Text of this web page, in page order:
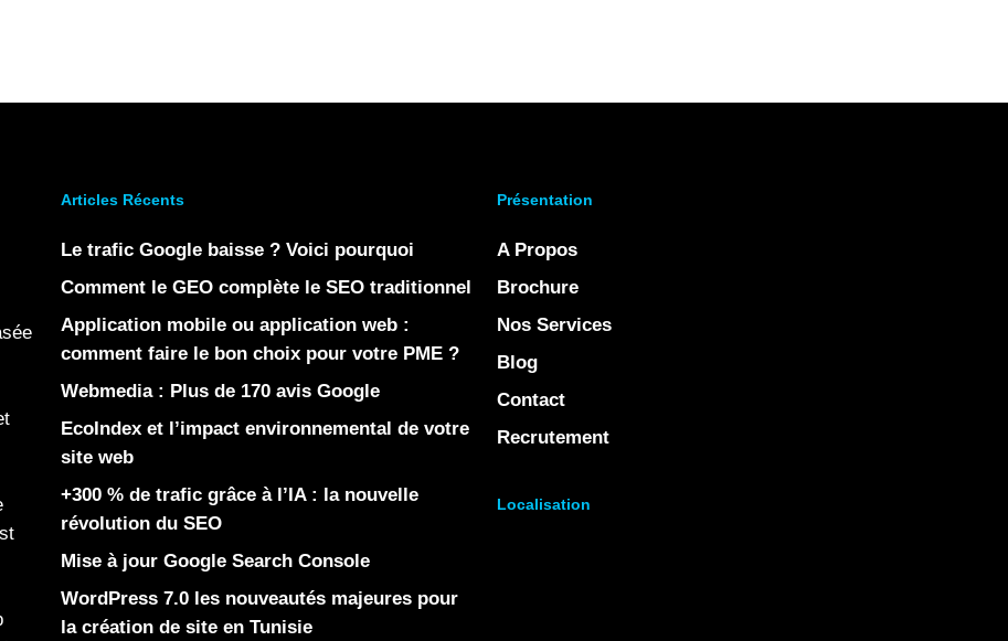
Articles Récents
Le trafic Google baisse ? Voici pourquoi
Comment le GEO complète le SEO traditionnel
Application mobile ou application web :
comment faire le bon choix pour votre PME ?
Webmedia : Plus de 170 avis Google
EcoIndex et l’impact environnemental de votre
site web
+300 % de trafic grâce à l’IA : la nouvelle
révolution du SEO
Mise à jour Google Search Console
WordPress 7.0 les nouveautés majeures pour
la création de site en Tunisie
Présentation
A Propos
Brochure
Nos Services
Blog
Contact
Recrutement
Localisation